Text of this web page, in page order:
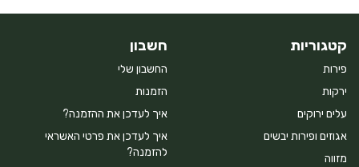
קטגוריות
פירות
ירקות
עלים ירוקים
אגוזים ופירות יבשים
מזווה
חשבון
החשבון שלי
הזמנות
איך לעדכן את ההזמנה?
איך לעדכן את פרטי האשראי
להזמנה?